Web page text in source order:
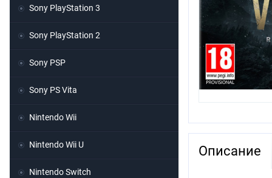
Описание
Sony PlayStation 3
Sony PlayStation 2
Sony PSP
Sony PS Vita
Nintendo Wii
Nintendo Wii U
Nintendo Switch